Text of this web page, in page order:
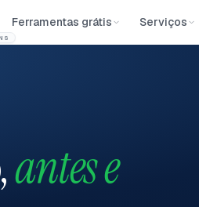
Ferramentas grátis Serviços
antes e